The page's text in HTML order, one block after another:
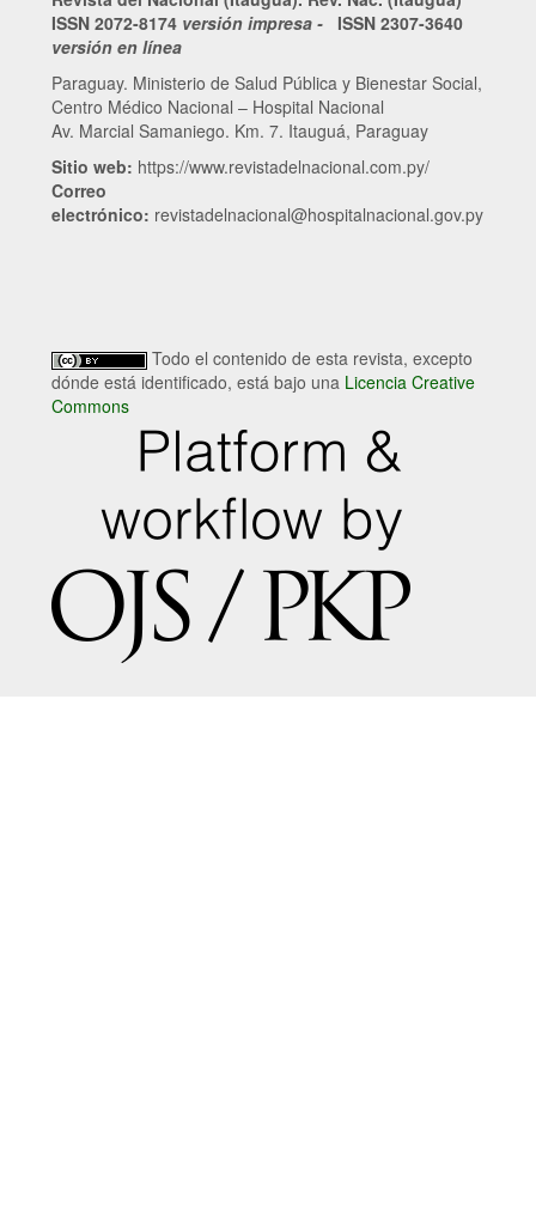
ISSN 2072-8174 versión impresa - ISSN 2307-3640
versión en línea
Paraguay. Ministerio de Salud Pública y Bienestar Social,
Centro Médico Nacional – Hospital Nacional
Av. Marcial Samaniego. Km. 7. Itauguá, Paraguay
Sitio web: https://www.revistadelnacional.com.py/
Correo
electrónico: revistadelnacional@hospitalnacional.gov.py
Todo el contenido de esta revista, excepto
dónde está identificado, está bajo una Licencia Creative
Commons